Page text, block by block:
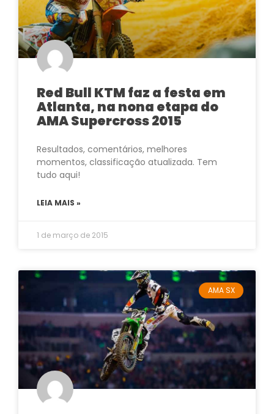
Red Bull KTM faz a festa em
Atlanta, na nona etapa do
AMA Supercross 2015
Resultados, comentários, melhores
momentos, classificação atualizada. Tem
tudo aqui!
LEIA MAIS »
1 de março de 2015
AMA SX